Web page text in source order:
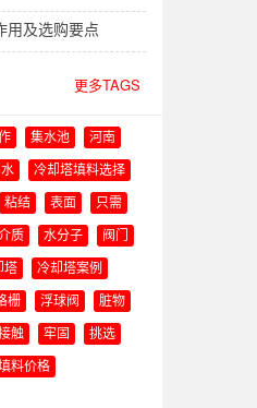
用及选购要点
更多TAGS
集水池 河南
冷却塔填料选择
粘结 表面 只需
质 水分子 阀门
塔 冷却塔案例
栅 浮球阀 脏物
触 牢固 挑选
料价格